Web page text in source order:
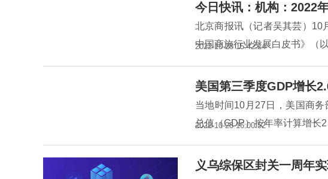
今日快讯：机构：2022
北京商报讯（记者吴其芸）10
中国商旅行业发展白皮书》（
2022-10-28 15:42:24
美国第三季度GDP增长
当地时间10月27日，美国商
总值（GDP）按年率计算增长
2022-10-28 16:00:52
义乌综保区封关一周年